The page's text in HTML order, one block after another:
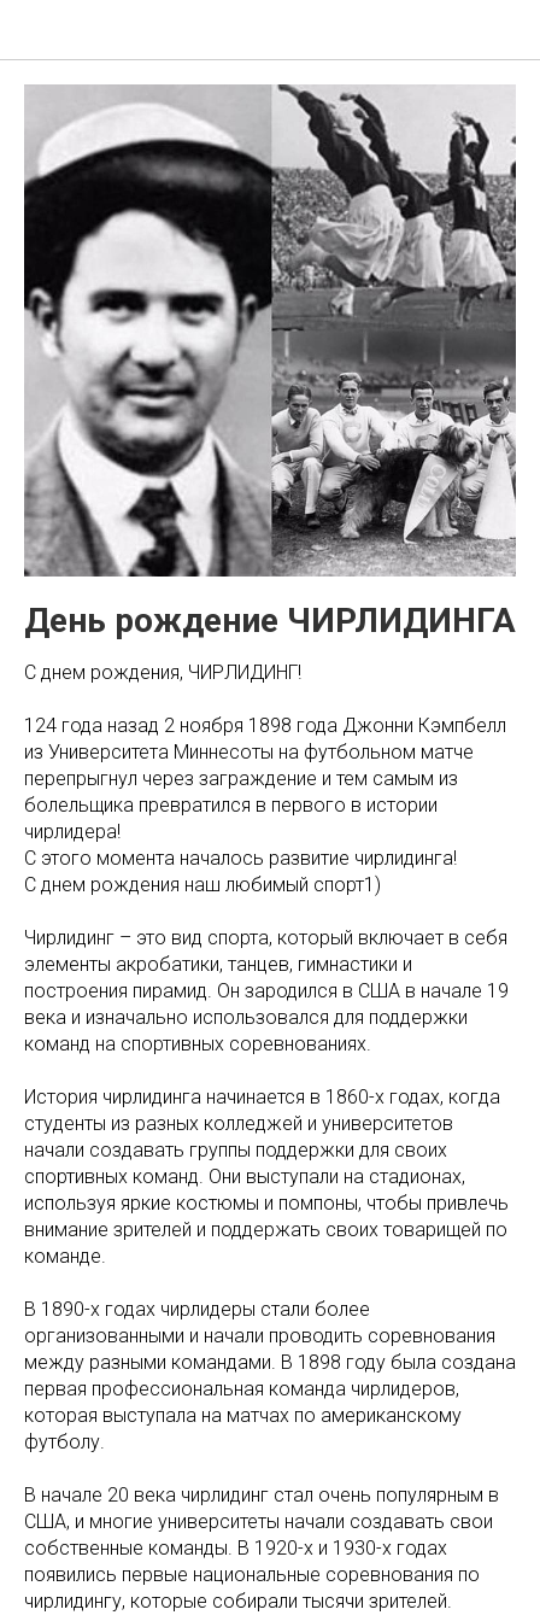
День рождение ЧИРЛИДИНГА
С днем рождения, ЧИРЛИДИНГ!
124 года назад 2 ноября 1898 года Джонни Кэмпбелл
из Университета Миннесоты на футбольном матче
перепрыгнул через заграждение и тем самым из
болельщика превратился в первого в истории
чирлидера!
С этого момента началось развитие чирлидинга!
С днем рождения наш любимый спорт1)
Чирлидинг – это вид спорта, который включает в себя
элементы акробатики, танцев, гимнастики и
построения пирамид. Он зародился в США в начале 19
века и изначально использовался для поддержки
команд на спортивных соревнованиях.
История чирлидинга начинается в 1860-х годах, когда
студенты из разных колледжей и университетов
начали создавать группы поддержки для своих
спортивных команд. Они выступали на стадионах,
используя яркие костюмы и помпоны, чтобы привлечь
внимание зрителей и поддержать своих товарищей по
команде.
В 1890-х годах чирлидеры стали более
организованными и начали проводить соревнования
между разными командами. В 1898 году была создана
первая профессиональная команда чирлидеров,
которая выступала на матчах по американскому
футболу.
В начале 20 века чирлидинг стал очень популярным в
США, и многие университеты начали создавать свои
собственные команды. В 1920-х и 1930-х годах
появились первые национальные соревнования по
чирлидингу, которые собирали тысячи зрителей.